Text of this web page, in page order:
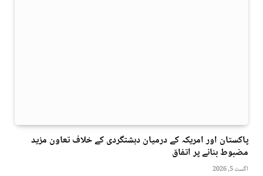
پاکستان اور امریکہ کے درمیان دہشتگردی کے خلاف تعاون مزید
مضبوط بنانے پر اتفاق
اگست 5, 2026